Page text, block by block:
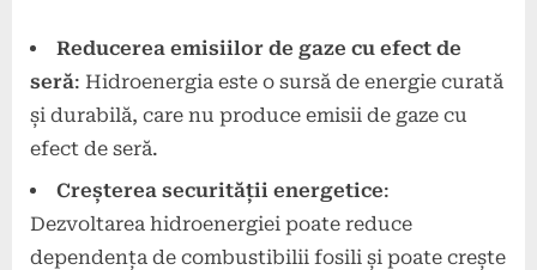
Reducerea emisiilor de gaze cu efect de
seră: Hidroenergia este o sursă de energie curată
și durabilă, care nu produce emisii de gaze cu
efect de seră.
Creșterea securității energetice:
Dezvoltarea hidroenergiei poate reduce
dependența de combustibilii fosili și poate crește